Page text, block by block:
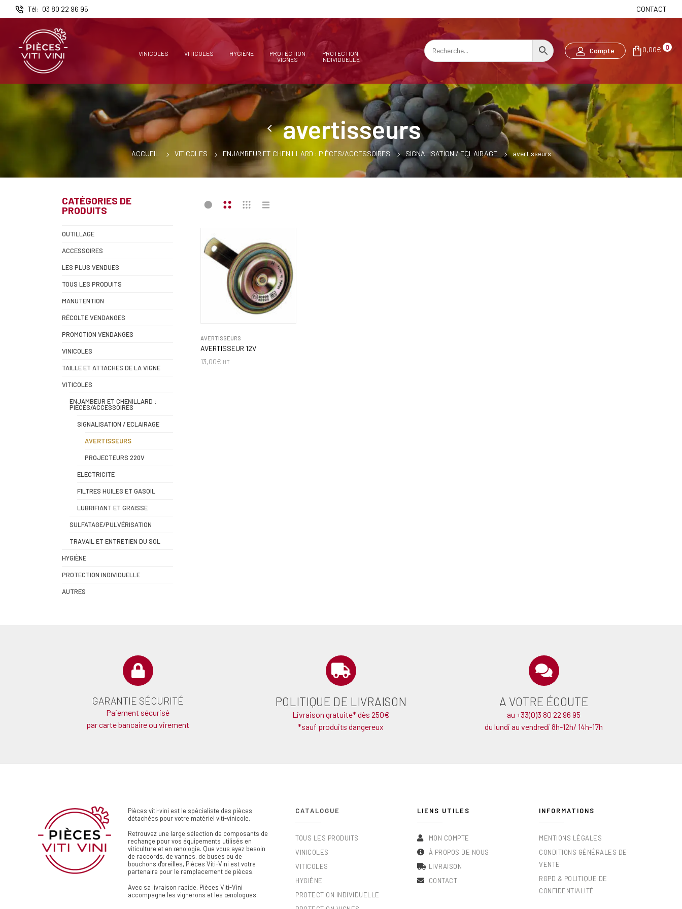
Tél 03 80 22 96 95 CONTACT
VINICOLES VITICOLES HYGIÈNE
PROTECTION
VIGNES
PROTECTION
INDIVIDUELLE
Compte 0,00€ 0
avertisseurs
ACCUEIL VITICOLES ENJAMBEUR ET CHENILLARD : PIÈCES/ACCESSOIRES SIGNALISATION / ECLAIRAGE avertisseurs
CATÉGORIES DE
PRODUITS
OUTILLAGE
ACCESSOIRES
LES PLUS VENDUES
TOUS LES PRODUITS
MANUTENTION
RÉCOLTE VENDANGES
PROMOTION VENDANGES
VINICOLES
TAILLE ET ATTACHES DE LA VIGNE
VITICOLES
ENJAMBEUR ET CHENILLARD :
PIÈCES/ACCESSOIRES
SIGNALISATION / ECLAIRAGE
AVERTISSEURS
PROJECTEURS 220V
ELECTRICITÉ
FILTRES HUILES ET GASOIL
LUBRIFIANT ET GRAISSE
SULFATAGE/PULVÉRISATION
TRAVAIL ET ENTRETIEN DU SOL
HYGIÈNE
PROTECTION INDIVIDUELLE
AUTRES
AVERTISSEURS
AVERTISSEUR 12V
13,00€ HT
GARANTIE SÉCURITÉ
Paiement sécurisé
par carte bancaire ou virement
POLITIQUE DE LIVRAISON
Livraison gratuite* dès 250€
*sauf produits dangereux
A VOTRE ÉCOUTE
au +33(0)3 80 22 96 95
du lundi au vendredi 8h-12h/ 14h-17h
Pièces viti-vini est le spécialiste des pièces
détachées pour votre matériel viti-vinicole.
Retrouvez une large sélection de composants de
rechange pour vos équipements utilisés en
viticulture et en œnologie. Que vous ayez besoin
de raccords, de vannes, de buses ou de
bouchons d'oreilles, Pièces Viti-Vini est votre
partenaire pour le remplacement de pièces.
Avec sa livraison rapide, Pièces Viti-Vini
accompagne les vignerons et les œnologues.
CATALOGUE
TOUS LES PRODUITS
VINICOLES
VITICOLES
HYGIÈNE
PROTECTION INDIVIDUELLE
LIENS UTILES
MON COMPTE
À PROPOS DE NOUS
LIVRAISON
CONTACT
INFORMATIONS
MENTIONS LÉGALES
CONDITIONS GÉNÉRALES DE
VENTE
RGPD & POLITIQUE DE
CONFIDENTIALITÉ
Panneau de gestion des cookies